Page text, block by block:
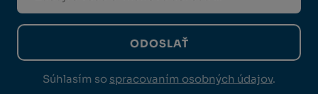
ODOSLAŤ
Súhlasím so spracovaním osobných údajov.